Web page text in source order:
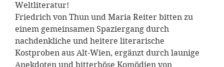
Weltliteratur!
Friedrich von Thun und Maria Reiter bitten zu
einem gemeinsamen Spaziergang durch
nachdenkliche und heitere literarische
Kostproben aus Alt-Wien, ergänzt durch launige
Anekdoten und bitterböse Komödien von